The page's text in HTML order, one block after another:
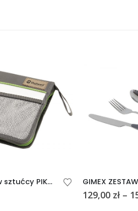
OUTWELL Zestaw sztućcy PIKNIK GIMEX
129,00 zł –